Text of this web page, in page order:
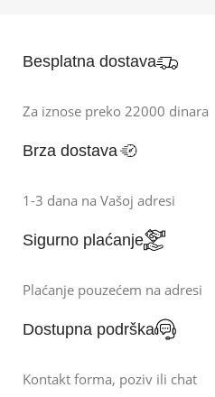
Besplatna dostava
Za iznose preko 22000 dinara
Brza dostava
1-3 dana na Vašoj adresi
Sigurno plaćanje
Plaćanje pouzećem na adresi
Dostupna podrška
Kontakt forma, poziv ili chat